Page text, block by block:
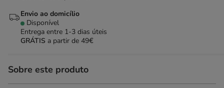
Envio ao domicílio
Disponível
Entrega entre 1-3 dias úteis
GRÁTIS a partir de 49€
Sobre este produto